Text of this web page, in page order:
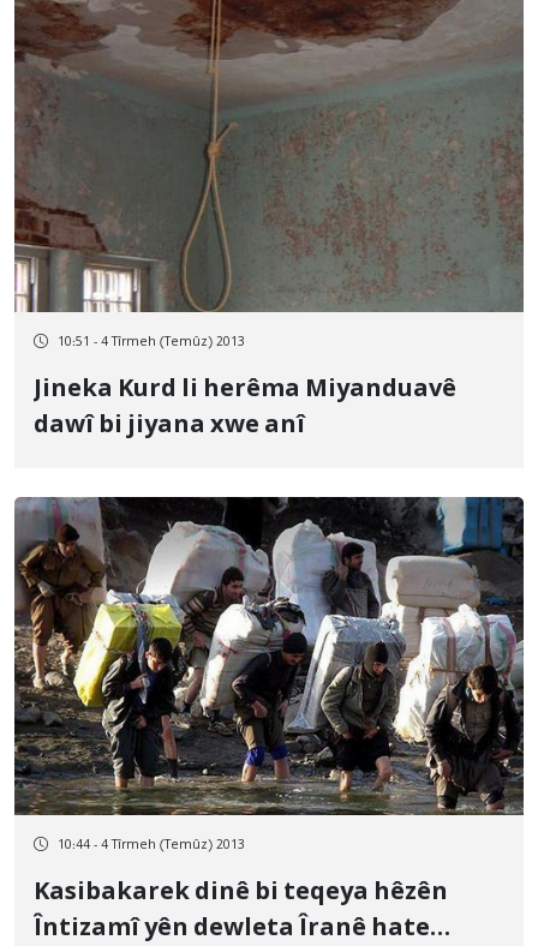
10:51 - 4 Tîrmeh (Temûz) 2013
Jineka Kurd li herêma Miyanduavê
dawî bi jiyana xwe anî
10:44 - 4 Tîrmeh (Temûz) 2013
Kasibakarek dinê bi teqeya hêzên
Întizamî yên dewleta Îranê hate